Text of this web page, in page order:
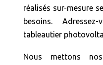
réalisés sur-mesure
besoins.
tableautier
Nous mettons